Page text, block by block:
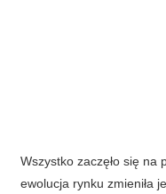
Wszystko zaczęło się na
ewolucja rynku zmieniła